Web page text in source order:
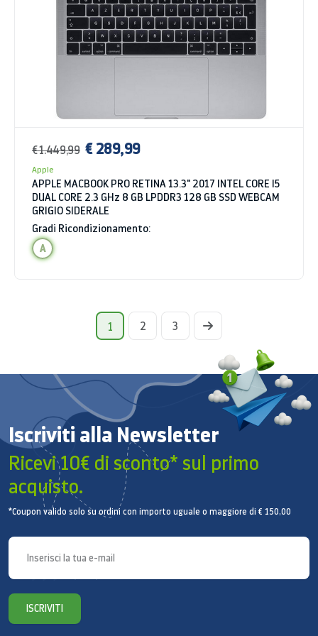
€ 1.449,99 € 289,99
Apple
APPLE MACBOOK PRO RETINA 13.3" 2017 INTEL CORE I5
DUAL CORE 2.3 GHz 8 GB LPDDR3 128 GB SSD WEBCAM
GRIGIO SIDERALE
Gradi Ricondizionamento:
A
1 2 3
Iscriviti alla Newsletter
Ricevi 10€ di sconto* sul primo
acquisto.
*Coupon valido solo su ordini con importo uguale o maggiore di € 150,00
ISCRIVITI